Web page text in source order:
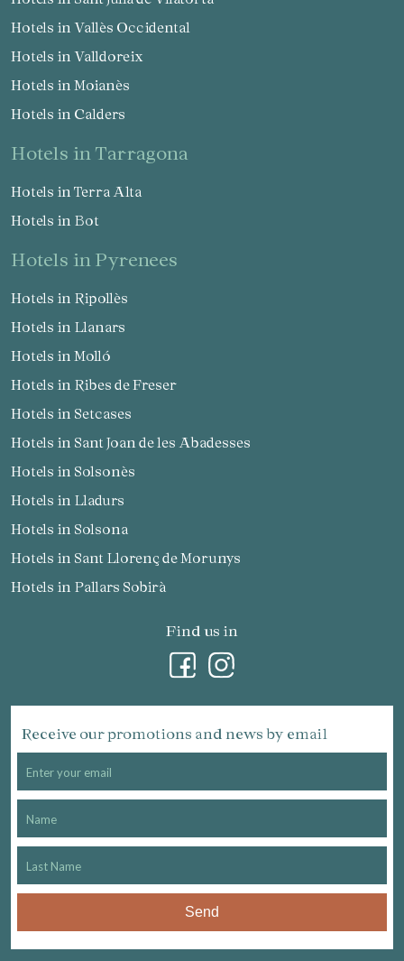
Hotels in Vallès Occidental
Hotels in Valldoreix
Hotels in Moianès
Hotels in Calders
hotels in Tarragona
Hotels in Terra Alta
Hotels in Bot
hotels in Pyrenees
Hotels in Ripollès
Hotels in Llanars
Hotels in Molló
Hotels in Ribes de Freser
Hotels in Setcases
Hotels in Sant Joan de les Abadesses
Hotels in Solsonès
Hotels in Lladurs
Hotels in Solsona
Hotels in Sant Llorenç de Morunys
Hotels in Pallars Sobirà
Find us in
Receive our promotions and news by email
Send